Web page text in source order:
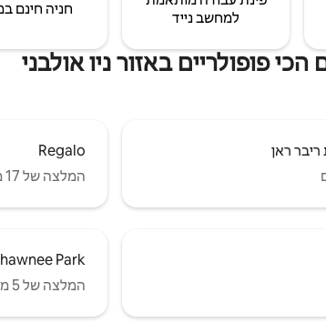
למחשב נייד
חניה חינם
פופולריים באזור ניו אולבני
ראן
Regalo
המלצה של 17 מקומיים
Park
המלצה של 5 מקומיים